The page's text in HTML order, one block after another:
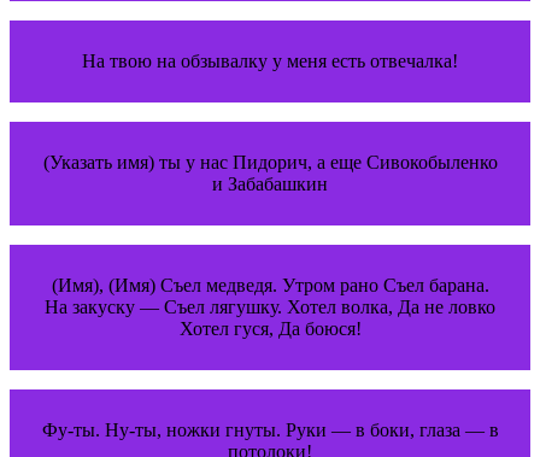
На твою на обзывалку у меня есть отвечалка!
(Указать имя) ты у нас Пидорич, а еще Сивокобыленко
и Забабашкин
(Имя), (Имя) Съел медведя. Утром рано Съел барана.
На закуску — Съел лягушку. Хотел волка, Да не ловко
Хотел гуся, Да боюся!
Фу-ты. Ну-ты, ножки гнуты. Руки — в боки, глаза — в
потолоки!